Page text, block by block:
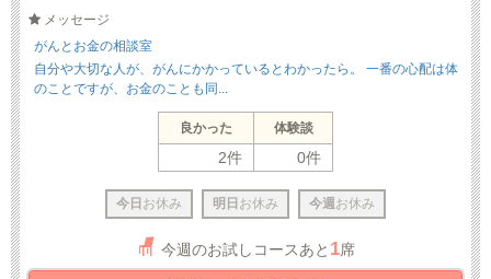
メッセージ
がんとお金の相談室
自分や大切な人が、がんにかかっているとわかったら。 一番の心配は体
のことですが、お金のことも同...
良かった 体験談
2件 0件
今日 お休み 明日 お休み 今週 お休み
今週のお試しコースあと 1席